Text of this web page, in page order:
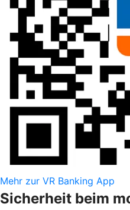
Mehr zur VR Banking App
Sicherheit beim